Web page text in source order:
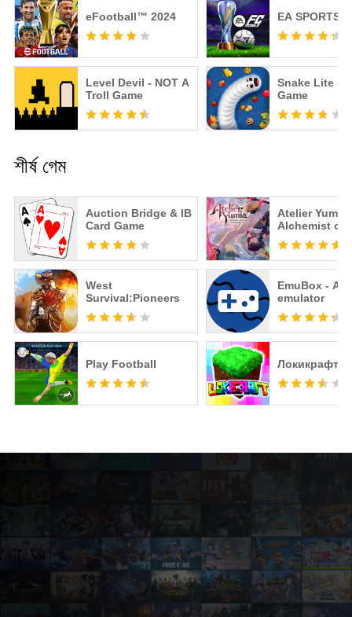
eFootball™ 2024 EA SPORTS
Level Devil - NOT A
Troll Game
Snake Lite -
Game
শীর্ষ গেম
Auction Bridge & IB
Card Game
West
Survival:Pioneers
Play Football
Atelier
Alchemist of
Memories &
Envisioned
EmuBox - All
emulator
Локикрафт